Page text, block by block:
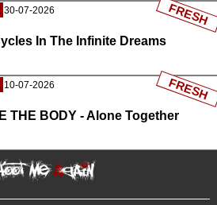
30-07-2026
In The Infinite Dreams
FRESH
10-07-2026
THE BODY - Alone Together
FRESH